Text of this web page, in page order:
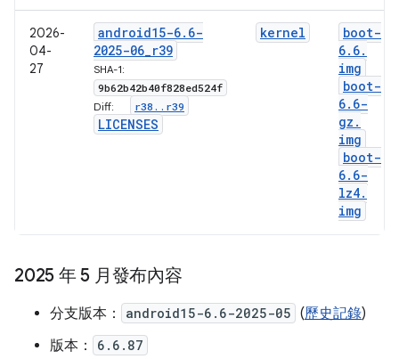
2026-
04-
27
android15-6. 6-
2025-06_r39
SHA-1:
9b62b42b40f828ed524f
Diff: r38 . . r39
LICENSES
kernel
boot-
6. 6.
img
boot-
6. 6-
gz .
img
boot-
6. 6-
lz4.
img
2025 年 5 月發布內容
分支版本： android15-6.6-2025-05 (歷史記錄)
版本：
6.6.87